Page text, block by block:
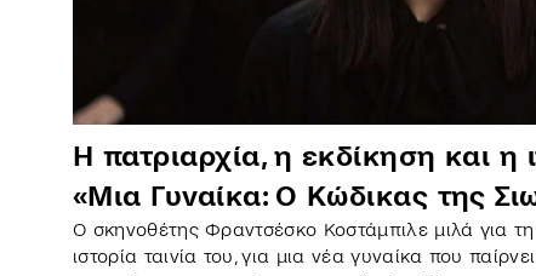
Η πατριαρχία, η εκδίκηση και η
«Μια Γυναίκα: Ο Κώδικας της
Ο σκηνοθέτης Φραντσέσκο Κοστάμπιλε μιλά για
ιστορία ταινία του, για μια νέα γυναίκα που